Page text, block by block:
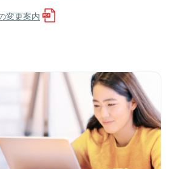
変更案内